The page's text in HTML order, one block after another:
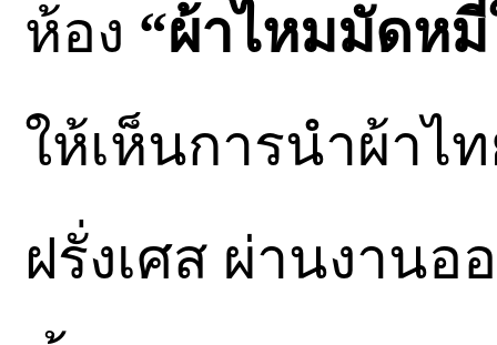
ห้อง “ผ้าไหมมัดห
ให้เห็นการนำผ้าไ
ฝรั่งเศส ผ่านงาน